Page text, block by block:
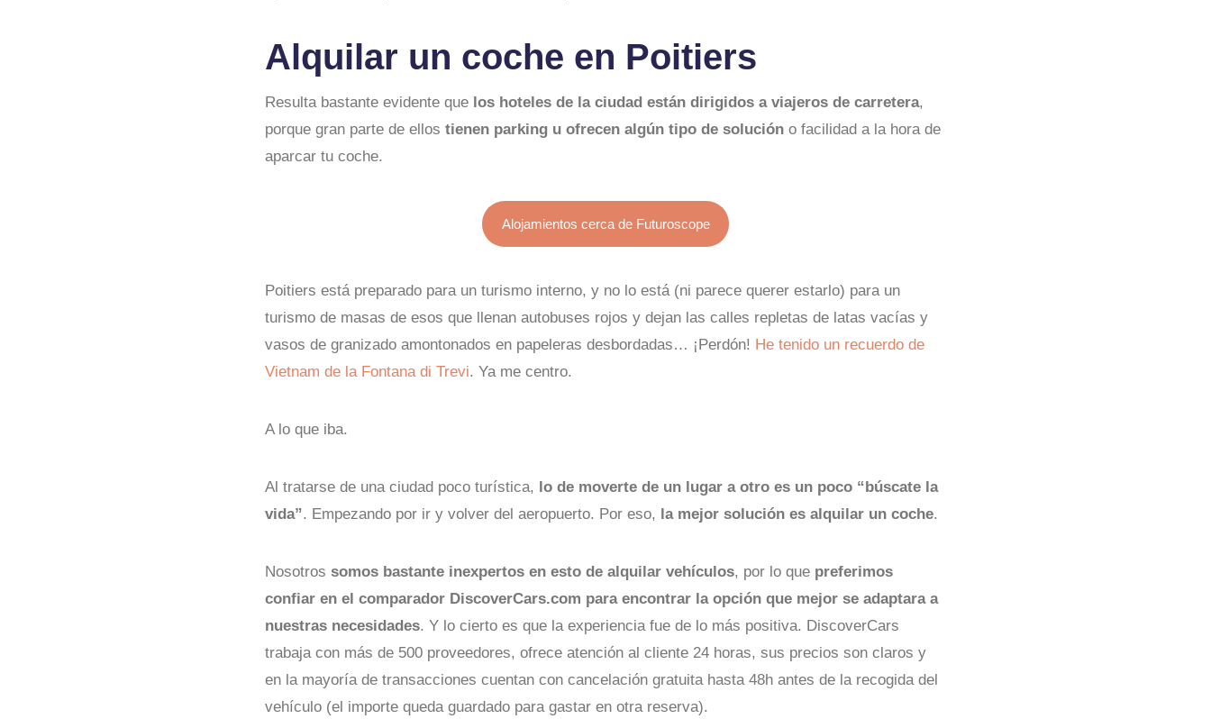
Alquilar un coche en Poitiers
Resulta bastante evidente que los hoteles de la ciudad están dirigidos a viajeros de carretera,
porque gran parte de ellos tienen parking u ofrecen algún tipo de solución o facilidad a la hora de
aparcar tu coche.
Alojamientos cerca de Futuroscope
Poitiers está preparado para un turismo interno, y no lo está (ni parece querer estarlo) para un
turismo de masas de esos que llenan autobuses rojos y dejan las calles repletas de latas vacías y
vasos de granizado amontonados en papeleras desbordadas… ¡Perdón! He tenido un recuerdo de
Vietnam de la Fontana di Trevi. Ya me centro.
A lo que iba.
Al tratarse de una ciudad poco turística, lo de moverte de un lugar a otro es un poco “búscate la
vida”. Empezando por ir y volver del aeropuerto. Por eso, la mejor solución es alquilar un coche.
Nosotros somos bastante inexpertos en esto de alquilar vehículos, por lo que preferimos
confiar en el comparador DiscoverCars.com para encontrar la opción que mejor se adaptara a
nuestras necesidades. Y lo cierto es que la experiencia fue de lo más positiva. DiscoverCars
trabaja con más de 500 proveedores, ofrece atención al cliente 24 horas, sus precios son claros y
en la mayoría de transacciones cuentan con cancelación gratuita hasta 48h antes de la recogida del
vehículo (el importe queda guardado para gastar en otra reserva).